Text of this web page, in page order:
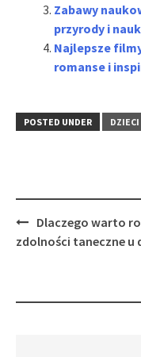
Zabawy
przyrody i
Najlepsze
romanse i
POSTED UNDER DZIECI
Post
navigation
Dlaczego warto
zdolności taneczne u